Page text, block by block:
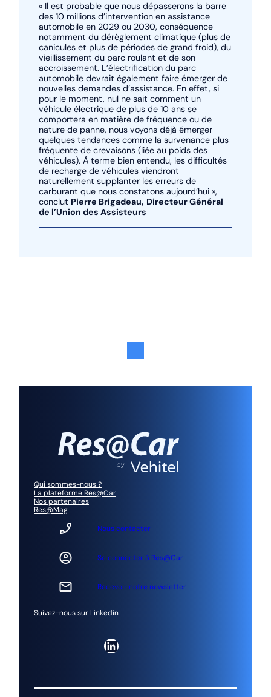
« Il est probable que nous dépasserons la barre
des 10 millions d’intervention en assistance
automobile en 2029 ou 2030, conséquence
notamment du dérèglement climatique (plus de
canicules et plus de périodes de grand froid), du
vieillissement du parc roulant et de son
accroissement. L’électrification du parc
automobile devrait également faire émerger de
nouvelles demandes d’assistance. En effet, si
pour le moment, nul ne sait comment un
véhicule électrique de plus de 10 ans se
comportera en matière de fréquence ou de
nature de panne, nous voyons déjà émerger
quelques tendances comme la survenance plus
fréquente de crevaisons (liée au poids des
véhicules). À terme bien entendu, les difficultés
de recharge de véhicules viendront
naturellement supplanter les erreurs de
carburant que nous constatons aujourd’hui »,
conclut Pierre Brigadeau, Directeur Général
de l’Union des Assisteurs
Qui sommes-nous ?
La plateforme Res@Car
Nos partenaires
Res@Mag
Nous contacter
Se connecter à Res@Car
Recevoir notre newsletter
Suivez-nous sur Linkedin
LinkedIn